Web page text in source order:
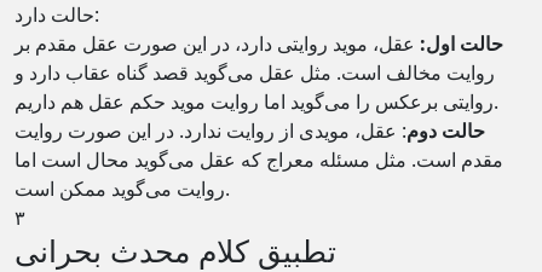
حالت دارد:
حالت اول: عقل، موید روایتی دارد، در این صورت عقل مقدم بر
روایت مخالف است. مثل عقل می‌گوید قصد گناه عقاب دارد و
روایتی برعکس را می‌گوید اما روایت موید حکم عقل هم داریم.
حالت دوم: عقل، مویدی از روایت ندارد. در این صورت روایت
مقدم است. مثل مسئله معراج که عقل می‌گوید محال است اما
روایت می‌گوید ممکن است.
۳
تطبیق کلام محدث بحرانی